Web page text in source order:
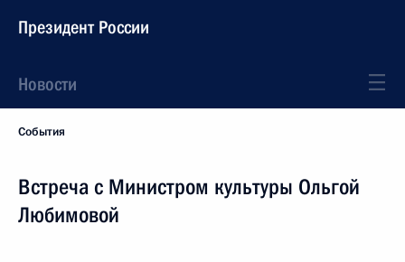
Президент России
Новости
События
Встреча с Министром культуры Ольгой
Любимовой